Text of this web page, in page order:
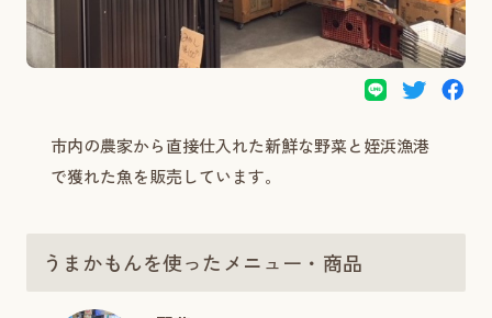
市内の農家から直接仕入れた新鮮な野菜と姪浜漁港
で獲れた魚を販売しています。
うまかもんを使ったメニュー・商品